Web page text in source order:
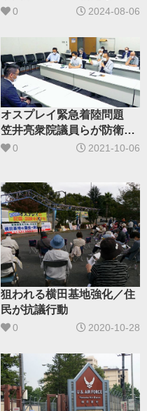
事態
0 2024-08-06
オスプレイ緊急着陸問題
笠井亮衆院議員らが防衛省
に説明要求
0 2021-10-06
狙われる横田基地強化／住
民が抗議行動
0 2020-10-28